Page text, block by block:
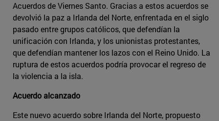
Acuerdos de Viernes Santo. Gracias a estos acuerdos se
devolvió la paz a Irlanda del Norte, enfrentada en el siglo
pasado entre grupos católicos, que defendían la
unificación con Irlanda, y los unionistas protestantes,
que defendían mantener los lazos con el Reino Unido. La
ruptura de estos acuerdos podría provocar el regreso de
la violencia a la isla.
Acuerdo alcanzado
Este nuevo acuerdo sobre Irlanda del Norte, propuesto